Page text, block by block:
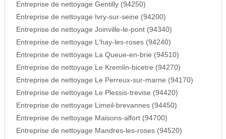
Entreprise de nettoyage Gentilly (94250)
Entreprise de nettoyage Ivry-sur-seine (94200)
Entreprise de nettoyage Joinville-le-pont (94340)
Entreprise de nettoyage L'hay-les-roses (94240)
Entreprise de nettoyage La Queue-en-brie (94510)
Entreprise de nettoyage Le Kremlin-bicetre (94270)
Entreprise de nettoyage Le Perreux-sur-marne (94170)
Entreprise de nettoyage Le Plessis-trevise (94420)
Entreprise de nettoyage Limeil-brevannes (94450)
Entreprise de nettoyage Maisons-alfort (94700)
Entreprise de nettoyage Mandres-les-roses (94520)